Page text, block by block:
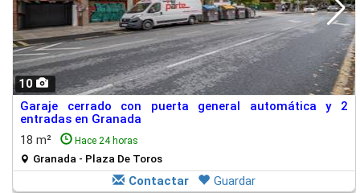
10
Garaje cerrado con puerta general automática y 2
entradas en Granada
18 m²
Hace 24 horas
Granada - Plaza De Toros
Contactar Guardar